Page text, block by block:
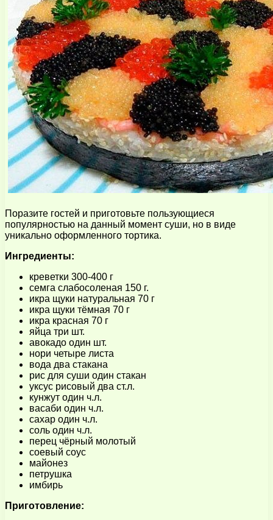
Поразите гостей и приготовьте пользующиеся
популярностью на данный момент суши, но в виде
уникально оформленного тортика.
Ингредиенты:
креветки 300-400 г
семга слабосоленая 150 г.
икра щуки натуральная 70 г
икра щуки тёмная 70 г
икра красная 70 г
яйца три шт.
авокадо один шт.
нори четыре листа
вода два стакана
рис для суши один стакан
уксус рисовый два ст.л.
кунжут один ч.л.
васаби один ч.л.
сахар один ч.л.
соль один ч.л.
перец чёрный молотый
соевый соус
майонез
петрушка
имбирь
Приготовление: